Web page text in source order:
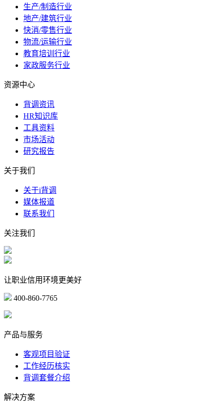
生产/制造行业
地产/建筑行业
快消/零售行业
物流/运输行业
教育培训行业
家政服务行业
资源中心
背调资讯
HR知识库
工具资料
市场活动
研究报告
关于我们
关于i背调
媒体报道
联系我们
关注我们
让职业信用环境更美好
400-860-7765
产品与服务
客观项目验证
工作经历核实
背调套餐介绍
解决方案